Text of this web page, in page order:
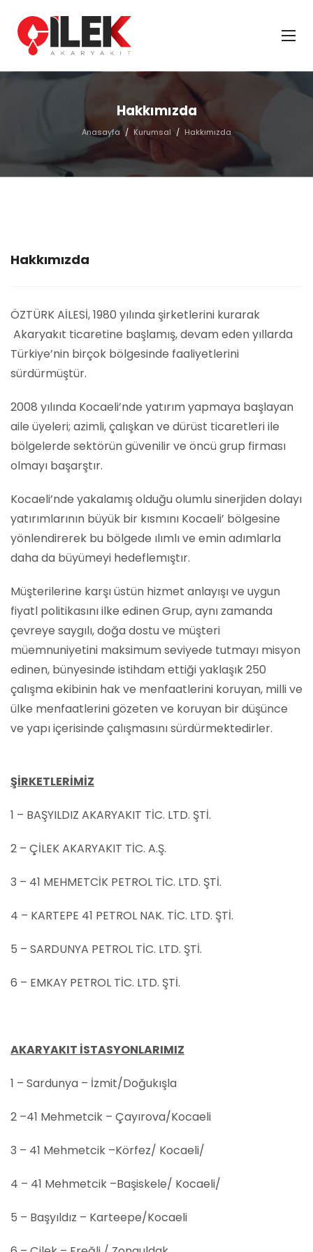
Hakkımızda
Anasayfa Kurumsal Hakkımızda
Hakkımızda
ÖZTÜRK AİLESİ, 1980 yılında şirketlerini kurarak
Akaryakıt ticaretine başlamış, devam eden yıllarda
Türkiye’nin birçok bölgesinde faaliyetlerini
sürdürmüştür.
2008 yılında Kocaeli’nde yatırım yapmaya başlayan
aile üyeleri; azimli, çalışkan ve dürüst ticaretleri ile
bölgelerde sektörün güvenilir ve öncü grup firması
olmayı başarştır.
Kocaeli’nde yakalamış olduğu olumlu sinerjiden dolayı
yatırımlarının büyük bir kısmını Kocaeli’ bölgesine
yönlendirerek bu bölgede ılımlı ve emin adımlarla
daha da büyümeyi hedeflemıştır.
Müşterilerine karşı üstün hizmet anlayışı ve uygun
fiyatl politikasını ilke edinen Grup, aynı zamanda
çevreye saygılı, doğa dostu ve müşteri
müemnuniyetini maksimum seviyede tutmayı misyon
edinen, bünyesinde istihdam ettiği yaklaşık 250
çalışma ekibinin hak ve menfaatlerini koruyan, milli ve
ülke menfaatlerini gözeten ve koruyan bir düşünce
ve yapı içerisinde çalışmasını sürdürmektedirler.
ŞİRKETLERİMİZ
1 – BAŞYILDIZ AKARYAKIT TİC. LTD. ŞTİ.
2 – ÇİLEK AKARYAKIT TİC. A.Ş.
3 – 41 MEHMETCİK PETROL TİC. LTD. ŞTİ.
4 – KARTEPE 41 PETROL NAK. TİC. LTD. ŞTİ.
5 – SARDUNYA PETROL TİC. LTD. ŞTİ.
6 – EMKAY PETROL TİC. LTD. ŞTİ.
AKARYAKIT İSTASYONLARIMIZ
1 – Sardunya – İzmit/Doğukışla
2 –41 Mehmetcik – Çayırova/Kocaeli
3 – 41 Mehmetcik –Körfez/ Kocaeli/
4 – 41 Mehmetcik –Başiskele/ Kocaeli/
5 – Başyıldız – Karteepe/Kocaeli